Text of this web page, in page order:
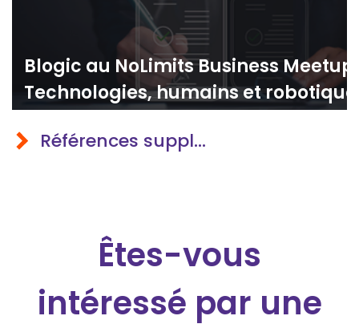
Références supplémentaires
Blogic au NoLimits Business Meetup:
Technologies, humains et robotique
Êtes-vous
intéressé par une